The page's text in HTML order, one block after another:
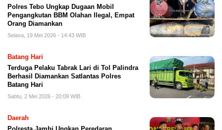
Polres Tebo Ungkap Dugaan Mobil
Pengangkutan BBM Olahan Ilegal, Empat
Orang Diamankan
Selasa, 19 Mei 2026 - 14:43 WIB
Batang Hari
Terduga Pelaku Tabrak Lari di Tol Palindra
Berhasil Diamankan Satlantas Polres
Batang Hari
Sabtu, 2 Mei 2026 - 20:09 WIB
Daerah